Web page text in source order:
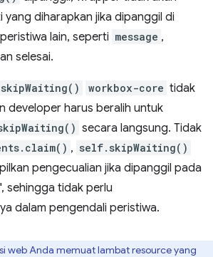
diharapkan jika dipanggil di
lain, seperti message ,
selesai.
skipWaiting() workbox-core tidak
developer harus beralih untuk
secara langsung. Tidak
, self.skipWaiting()
pengecualian jika dipanggil pada
sehingga tidak perlu
dalam pengendali peristiwa.
web Anda memuat lambat resource yang